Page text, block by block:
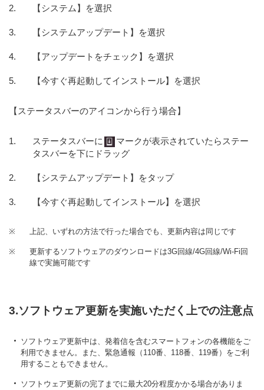
【システム】を選択
【システムアップデート】を選択
【アップデートをチェック】を選択
【今すぐ再起動してインストール】を選択
【ステータスバーのアイコンから行う場合】
ステータスバーに
マークが表示されていたらステー
タスバーを下にドラッグ
【システムアップデート】をタップ
【今すぐ再起動してインストール】を選択
※ 上記、いずれの方法で行った場合でも、更新内容は同じです
※
更新するソフトウェアのダウンロードは3G回線/4G回線/Wi-Fi回
線で実施可能です
3.ソフトウェア更新を実施いただく上での注意点
ソフトウェア更新中は、発着信を含むスマートフォンの各機能をご
利用できません。また、緊急通報（110番、118番、119番）をご利
用することもできません。
ソフトウェア更新の完了までに最大20分程度かかる場合がありま